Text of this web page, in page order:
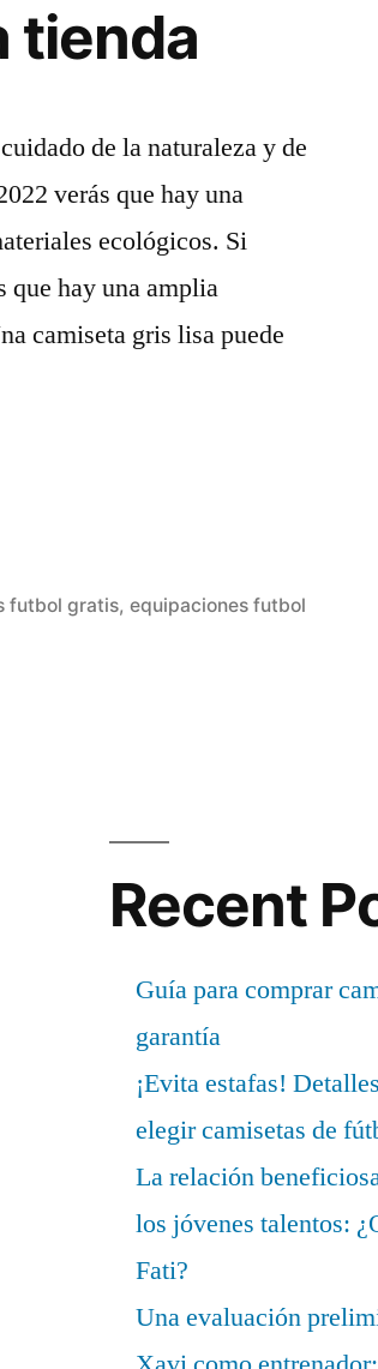
tienda
de la naturaleza y de
verás que hay una
ecológicos. Si
que hay una amplia
camiseta gris lisa puede
futbol gratis,equipaciones futbol
Recent
Guía para comprar
garantía
¡Evita estafas!
elegir camisetas de
La relación
los jóvenes talentos:
Fati?
Una evaluación